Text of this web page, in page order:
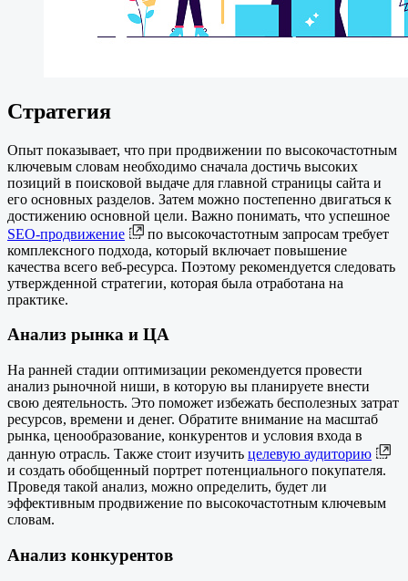
Стратегия
Опыт показывает, что при продвижении по высокочастотным
ключевым словам необходимо сначала достичь высоких
позиций в поисковой выдаче для главной страницы сайта и
его основных разделов. Затем можно постепенно двигаться к
достижению основной цели. Важно понимать, что успешное
SEO-продвижение
по высокочастотным запросам требует
комплексного подхода, который включает повышение
качества всего веб-ресурса. Поэтому рекомендуется следовать
утвержденной стратегии, которая была отработана на
практике.
Анализ рынка и ЦА
На ранней стадии оптимизации рекомендуется провести
анализ рыночной ниши, в которую вы планируете внести
свою деятельность. Это поможет избежать бесполезных затрат
ресурсов, времени и денег. Обратите внимание на масштаб
рынка, ценообразование, конкурентов и условия входа в
данную отрасль. Также стоит изучить целевую аудиторию
и создать обобщенный портрет потенциального покупателя.
Проведя такой анализ, можно определить, будет ли
эффективным продвижение по высокочастотным ключевым
словам.
Анализ конкурентов